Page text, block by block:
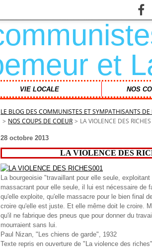
VIE LOCALE NOS
LE BLOG DES COMMUNISTES ET SYMPATHISANTS DE
> NOS COUPS DE COEUR > LA VIOLENCE DES RICHES
28 octobre 2013
LA VIOLENCE DES
La bourgeoisie "travaillant pour elle seule, exploitant
massacrant pour elle seule, il lui est nécessaire de
qu'elle exploite, qu'elle massacre pour le bien final
croire qu'elle est juste. Et elle même doit le croire.
qu'il ne fabrique des pneus que pour donner du
mourraient sans lui.
Paul Nizan, "Les chiens de garde", 1932
Texte repris en ouverture de "La violence des